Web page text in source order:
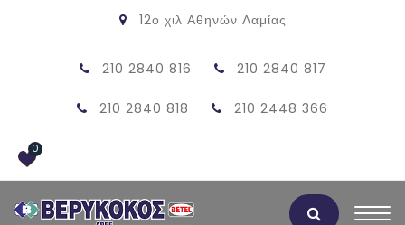
12ο χιλ Αθηνών Λαμίας
210 2840 816 210 2840 817
210 2840 818 210 2448 366
0
Αποδοχή Cookies